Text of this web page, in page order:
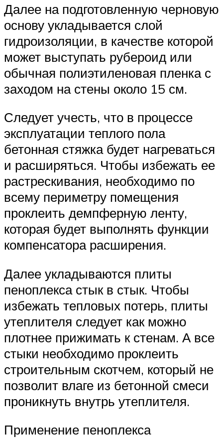
Далее на подготовленную черновую
основу укладывается слой
гидроизоляции, в качестве которой
может выступать рубероид или
обычная полиэтиленовая пленка с
заходом на стены около 15 см.
Следует учесть, что в процессе
эксплуатации теплого пола
бетонная стяжка будет нагреваться
и расширяться. Чтобы избежать ее
растрескивания, необходимо по
всему периметру помещения
проклеить демпферную ленту,
которая будет выполнять функции
компенсатора расширения.
Далее укладываются плиты
пеноплекса стык в стык. Чтобы
избежать тепловых потерь, плиты
утеплителя следует как можно
плотнее прижимать к стенам. А все
стыки необходимо проклеить
строительным скотчем, который не
позволит влаге из бетонной смеси
проникнуть внутрь утеплителя.
Применение пеноплекса